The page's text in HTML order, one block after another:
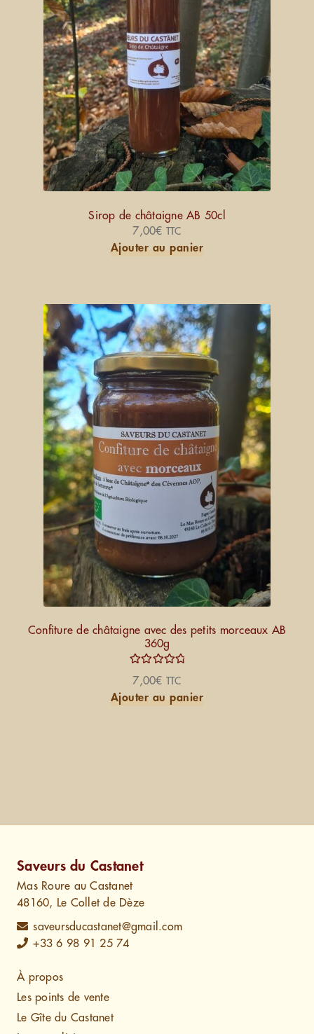
Sirop de châtaigne AB 50cl
7,00€ TTC
Ajouter au panier
Confiture de châtaigne avec des petits morceaux AB
360g
7,00€ TTC
Ajouter au panier
Saveurs du Castanet
Mas Roure au Castanet
48160, Le Collet de Dèze
saveursducastanet@gmail.com
+33 6 98 91 25 74
À propos
Les points de vente
Le Gîte du Castanet